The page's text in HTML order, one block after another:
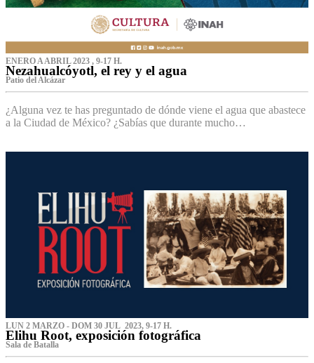
ENERO A ABRIL 2023 , 9-17 H.
Nezahualcóyotl, el rey y el agua
Patio del Alcázar
¿Alguna vez te has preguntado de dónde viene el agua que abastece
a la Ciudad de México? ¿Sabías que durante mucho…
LUN 2 MARZO - DOM 30 JUL 2023, 9-17 H.
Elihu Root, exposición fotográfica
Sala de Batalla